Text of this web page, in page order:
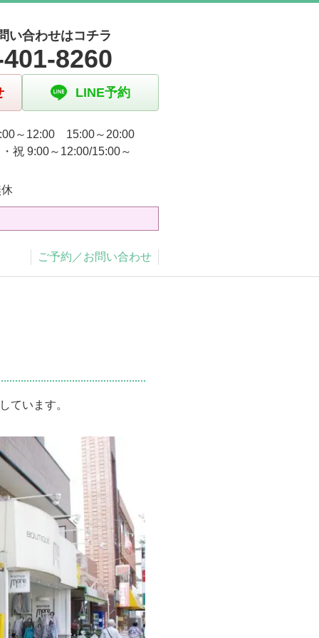
い合わせはコチラ
8260
LINE予約
～12:00 15:00～20:00
祝 9:00～12:00/15:00～
ご予約／お問い合わせ
ています。